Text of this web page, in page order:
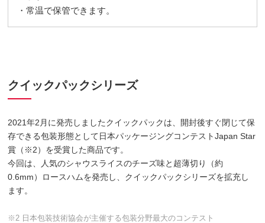
・常温で保管できます。
クイックパックシリーズ
2021年2月に発売しましたクイックパックは、開封後すぐ閉じて保
存できる包装形態として日本パッケージングコンテストJapan Star
賞（※2）を受賞した商品です。
今回は、人気のシャウスライスのチーズ味と超薄切り（約
0.6mm）ロースハムを発売し、クイックパックシリーズを拡充し
ます。
※2 日本包装技術協会が主催する包装分野最大のコンテスト